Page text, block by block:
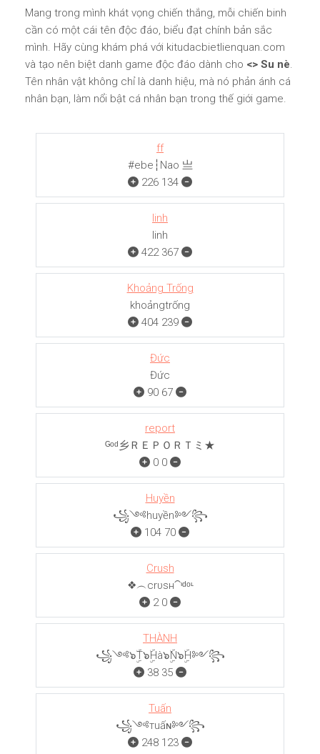
Mang trong mình khát vọng chiến thắng, mỗi chiến binh
cần có một cái tên độc đáo, biểu đạt chính bản sắc
mình. Hãy cùng khám phá với kitudacbietlienquan.com
và tạo nên biệt danh game độc đáo dành cho <> Su nè.
Tên nhân vật không chỉ là danh hiệu, mà nó phản ánh cá
nhân bạn, làm nổi bật cá nhân bạn trong thế giới game.
ff
#ebe┆Nao 亗
226 134
linh
linh
422 367
Khoảng Trống
khoảngㅤㅤㅤtrống
404 239
Đức
Đức
90 67
report
ᴳᵒᵈ乡ＲＥＰＯＲＴミ★
0 0
Huyền
꧁༺huyền༻꧂
104 70
Crush
❖︵crυѕн⁀ᶦᵈᵒᶫ
2 0
THÀNH
꧁༺๖ۣۜT๖ۣۜHà๖ۣۜN๖ۣۜH༻꧂
38 35
Tuấn
꧁༺тuấɴ༻꧂
248 123